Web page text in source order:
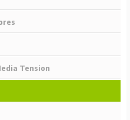
Tension